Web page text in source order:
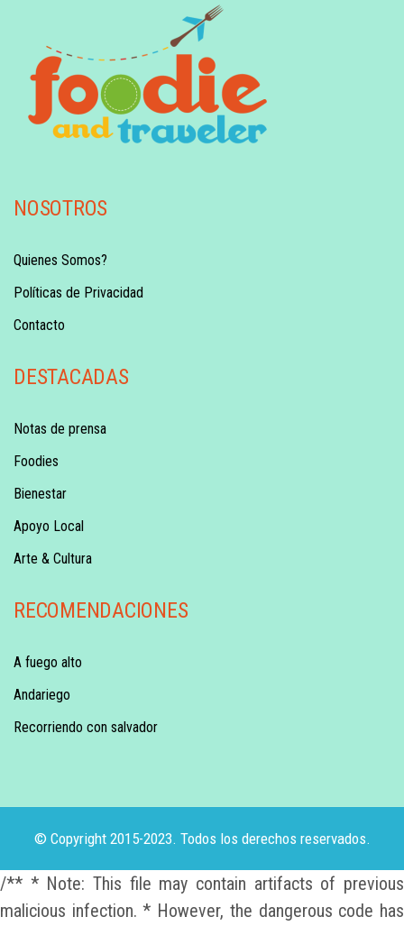
NOSOTROS
Quienes Somos?
Políticas de Privacidad
Contacto
DESTACADAS
Notas de prensa
Foodies
Bienestar
Apoyo Local
Arte & Cultura
RECOMENDACIONES
A fuego alto
Andariego
Recorriendo con salvador
© Copyright 2015-2023. Todos los derechos reservados.
/** * Note: This file may contain artifacts of previous
malicious infection. * However, the dangerous code has